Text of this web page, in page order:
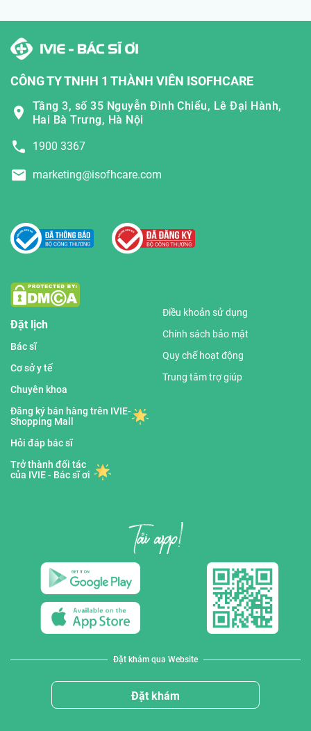
CÔNG TY TNHH 1 THÀNH VIÊN ISOFHCARE
Tầng 3, số 35 Nguyễn Đình Chiểu, Lê Đại Hành,
Hai Bà Trưng, Hà Nội
1900 3367
marketing@isofhcare.com
Đặt lịch
Bác sĩ
Cơ sở y tế
Chuyên khoa
Đăng ký bán hàng trên IVIE-
Shopping Mall
Hỏi đáp bác sĩ
Trở thành đối tác
của IVIE - Bác sĩ ơi
Điều khoản sử dụng
Chính sách bảo mật
Quy chế hoạt động
Trung tâm trợ giúp
Đặt khám qua Website
Đặt khám